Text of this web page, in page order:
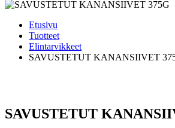
Etusivu
Tuotteet
Elintarvikkeet
SAVUSTETUT KANANSIIVET
SAVUSTETUT